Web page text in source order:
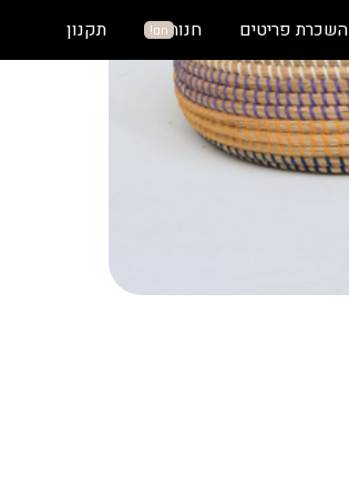
השכרת פריטים חנותחם! תקנון